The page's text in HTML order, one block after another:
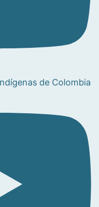
indígenas de Colombia